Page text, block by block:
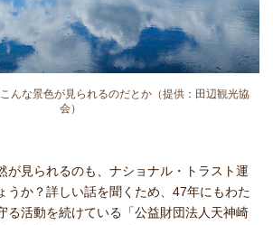
んな景色が見られるのだとか（提供：田辺観光協
会）
が見られるのも、ナショナル・トラスト運
うか？詳しい話を聞くため、47年にもわた
る活動を続けている「公益財団法人天神崎